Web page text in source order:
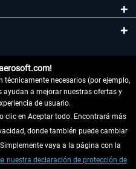
necesarios (por ejemplo,
a mejorar nuestras ofertas y
de usuario.
clic en Aceptar todo. Encontrará más
donde también puede cambiar
vaya a la página con la
nuestra declaración de protección de